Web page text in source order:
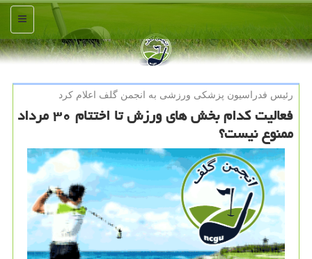
منو
رئیس فدراسیون پزشكی ورزشی به انجمن گلف اعلام كرد
فعالیت کدام بخش های ورزش تا اختتام ۳۰ مرداد
ممنوع نیست؟